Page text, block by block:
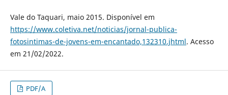
Vale do Taquari, maio 2015. Disponível em
https://www.coletiva.net/noticias/jornal-publica-
fotosintimas-de-jovens-em-encantado,132310.jhtml. Acesso
em 21/02/2022.
PDF/A